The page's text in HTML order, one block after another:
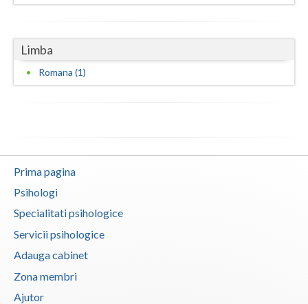
Valcea
Vaslui
Limba
Romana (1)
Prima pagina
Psihologi
Specialitati psihologice
Servicii psihologice
Adauga cabinet
Zona membri
Ajutor